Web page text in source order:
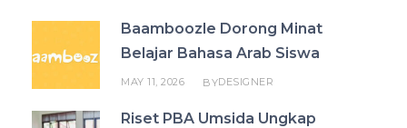
Baamboozle Dorong Minat
Belajar Bahasa Arab Siswa
MAY 11, 2026 BYDESIGNER
Riset PBA Umsida Ungkap